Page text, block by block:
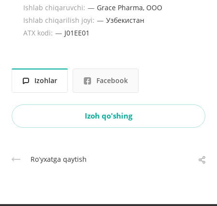
Ishlab chiqaruvchi: — Grace Pharma, ООО
Ishlab chiqarilish joyi: — Узбекистан
ATX kodi: — J01EE01
Izohlar Facebook
Izoh qo'shing
Roʻyxatga qaytish